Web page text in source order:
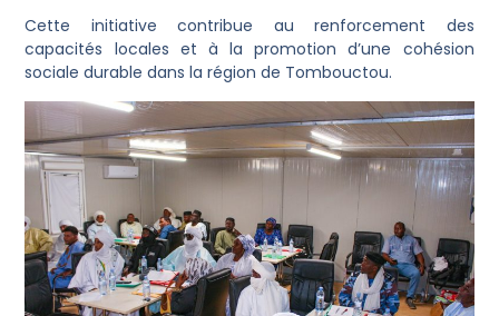
Cette initiative contribue au renforcement des
capacités locales et à la promotion d’une cohésion
sociale durable dans la région de Tombouctou.